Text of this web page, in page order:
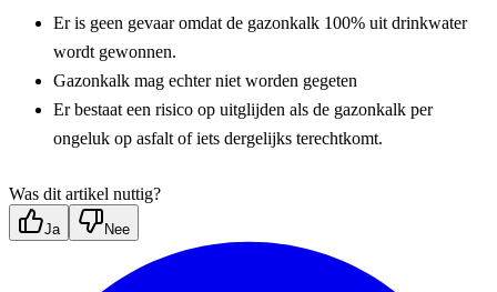
Er is geen gevaar omdat de gazonkalk 100% uit drinkwater
wordt gewonnen.
Gazonkalk mag echter niet worden gegeten
Er bestaat een risico op uitglijden als de gazonkalk per
ongeluk op asfalt of iets dergelijks terechtkomt.
Was dit artikel nuttig?
Ja Nee